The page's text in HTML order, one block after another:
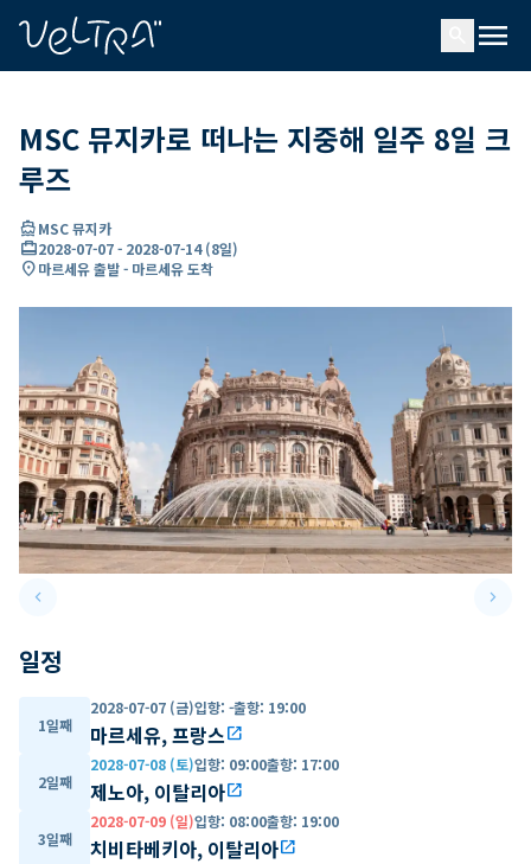
menu
MSC 뮤지카로 떠나는 지중해 일주 8일 크
루즈
directions_boatMSC 뮤지카
card_travel2028-07-07- 2028-07-14(8일)
location_on마르세유 출발 - 마르세유 도착
keyboard_arrow_leftPrevious slide keyboard_arrow_right
일정
1일째
2028-07-07 (금)입항: -출항: 19:00
마르세유, 프랑스open_in_new
2일째
2028-07-08 (토)입항: 09:00출항: 17:00
제노아, 이탈리아open_in_new
3일째
2028-07-09 (일)입항: 08:00출항: 19:00
치비타베키아, 이탈리아open_in_new